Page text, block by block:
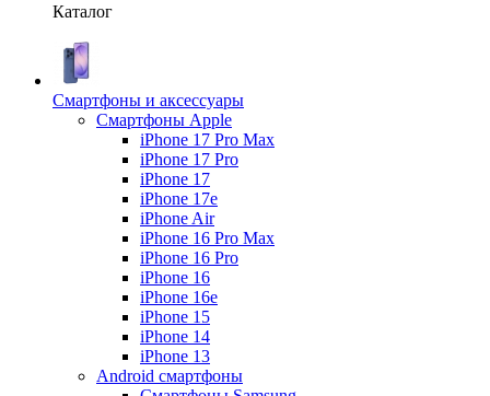
Каталог
Смартфоны и аксессуары
Смартфоны Apple
iPhone 17 Pro Max
iPhone 17 Pro
iPhone 17
iPhone 17e
iPhone Air
iPhone 16 Pro Max
iPhone 16 Pro
iPhone 16
iPhone 16e
iPhone 15
iPhone 14
iPhone 13
Android cмартфоны